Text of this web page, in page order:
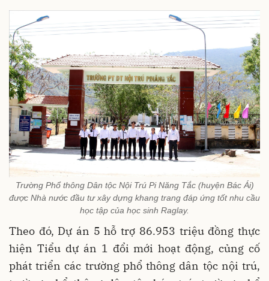
Trường Phổ thông Dân tộc Nội Trú Pi Năng Tắc (huyện Bác Ái)
được Nhà nước đầu tư xây dựng khang trang đáp ứng tốt nhu cầu
học tập của học sinh Raglay.
Theo đó, Dự án 5 hỗ trợ 86.953 triệu đồng thực
hiện Tiểu dự án 1 đổi mới hoạt động, củng cố
phát triển các trường phổ thông dân tộc nội trú,